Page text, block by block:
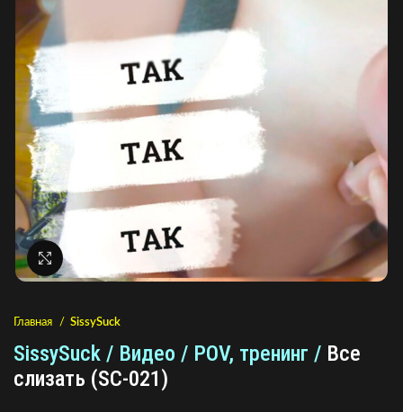
Нажмите, чтобы увеличить
Главная SissySuck
SissySuck / Видео / POV, тренинг / Все
слизать (SC-021)